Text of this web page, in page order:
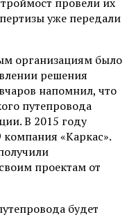
уже передали
организациям было
решения
напомнил, что
путепровода
В 2015 году
«Каркас».
проектам от
будет